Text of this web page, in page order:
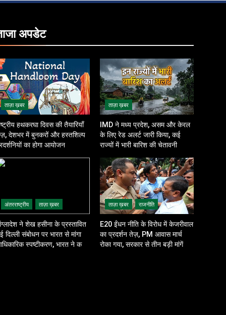
अपडेट
ताज़ा ख़बर
हथकरघा दिवस की तैयारियाँ
देशभर में बुनकरों और हस्तशिल्प
का होगा आयोजन
ताज़ा ख़बर
IMD ने मध्य प्रदेश, असम और केरल
के लिए रेड अलर्ट जारी किया, कई
राज्यों में भारी बारिश की चेतावनी
अंतरराष्ट्रीय ताज़ा ख़बर
ने शेख हसीना के प्रस्तावित
दिल्ली संबोधन पर भारत से मांगा
स्पष्टीकरण, भारत ने कहा-
ताज़ा ख़बर राजनीति
E20 ईंधन नीति के विरोध में केजरीवाल
का प्रदर्शन तेज़, PM आवास मार्च
रोका गया, सरकार से तीन बड़ी मांगें